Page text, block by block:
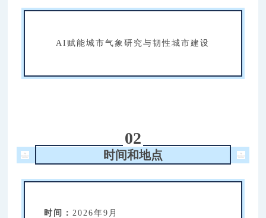
AI赋能城市气象研究与韧性城市建设
02
时间和地点
时间： 2026年9月